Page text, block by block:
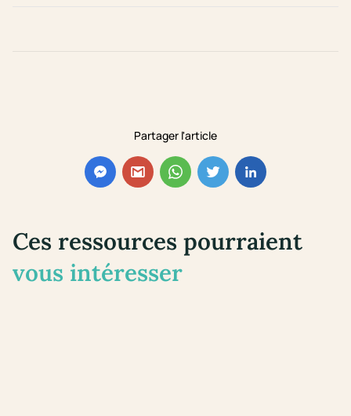
Partager l'article
Ces ressources pourraient
vous intéresser